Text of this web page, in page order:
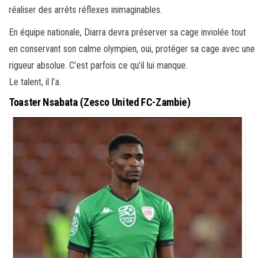
réaliser des arrêts réflexes inimaginables.
En équipe nationale, Diarra devra préserver sa cage inviolée tout
en conservant son calme olympien, oui, protéger sa cage avec une
rigueur absolue. C’est parfois ce qu’il lui manque.
Le talent, il l’a.
Toaster Nsabata (Zesco United FC-Zambie)